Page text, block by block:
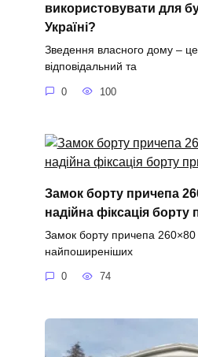
використовувати для
Україні?
Зведення власного дому –
відповідальний та
0 100
Замок борту причепа
надійна фіксація
Замок борту причепа
найпоширеніших
0 74